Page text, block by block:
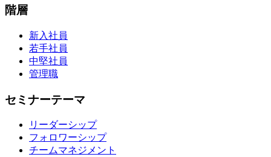
階層
新入社員
若手社員
中堅社員
管理職
セミナーテーマ
リーダーシップ
フォロワーシップ
チームマネジメント